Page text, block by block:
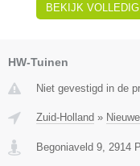
BEKIJK VOLLEDIG
HW-Tuinen
Niet gevestigd in de
Zuid-Holland »
Begoniaveld 9 2914